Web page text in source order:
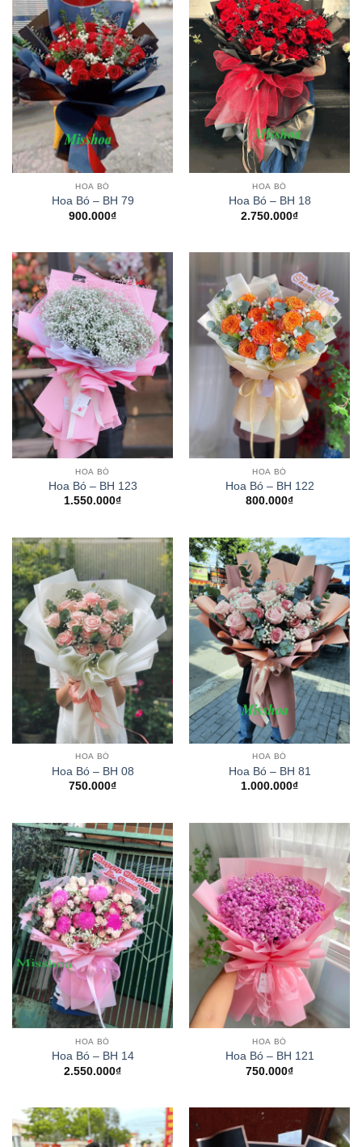
HOA BÓ
Hoa Bó – BH 79
900.000₫
HOA BÓ
Hoa Bó – BH 18
2.750.000₫
HOA BÓ
Hoa Bó – BH 123
1.550.000₫
HOA BÓ
Hoa Bó – BH 122
800.000₫
HOA BÓ
Hoa Bó – BH 08
750.000₫
HOA BÓ
Hoa Bó – BH 81
1.000.000₫
HOA BÓ
Hoa Bó – BH 14
2.550.000₫
HOA BÓ
Hoa Bó – BH 121
750.000₫